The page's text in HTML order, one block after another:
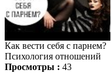
Как вести себя с парнем?
Психология отношений
Просмотры : 43